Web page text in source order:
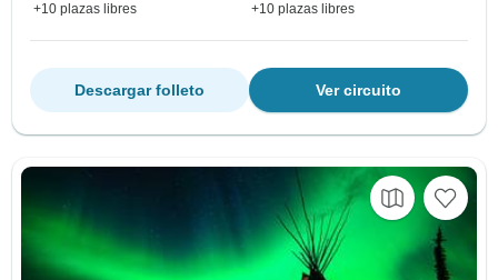
+10 plazas libres +10 plazas libres
Ver circuito
Descargar folleto